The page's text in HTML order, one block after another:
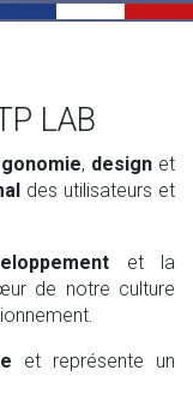
LAB
, designet
des utilisateurs et
et la
de notre culture
et représente un